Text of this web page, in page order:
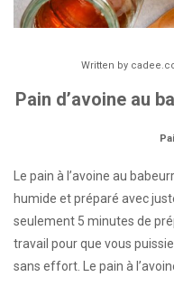
Written by
Pain d’avoine au
Le pain à l’avoine au
humide et préparé avec
seulement 5 minutes de
travail pour que vous
sans effort. Le pain à